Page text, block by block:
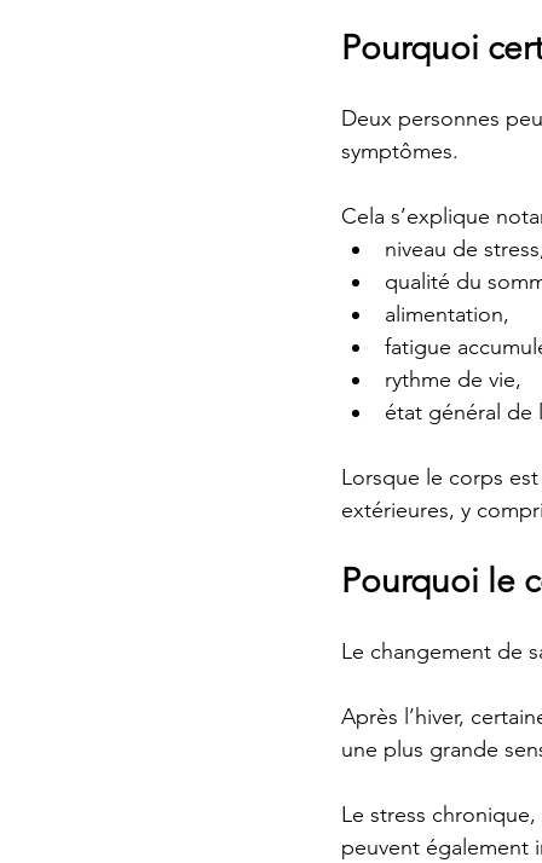
Pourquoi
Deux personnes
symptômes.
Cela s’explique
niveau de
qualité du
alimentation,
fatigue
rythme de vie,
état général de
Lorsque le corps
extérieures, y
Pourquoi le
Le changement de
Après l’hiver,
une plus grande
Le stress
peuvent également